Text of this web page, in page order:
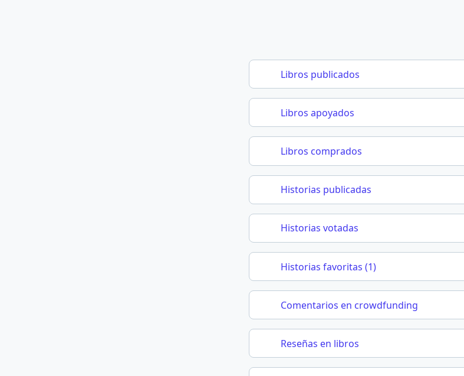
Libros publicados
Libros apoyados
Libros comprados
Historias publicadas
Historias votadas
Historias favoritas (1)
Comentarios en crowdfunding
Reseñas en libros